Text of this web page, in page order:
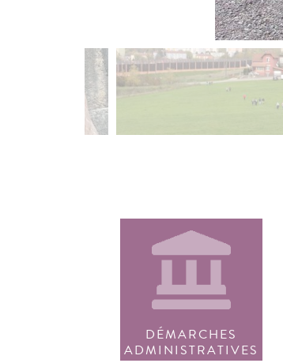
DÉMARCHES
ADMINISTRATIVES